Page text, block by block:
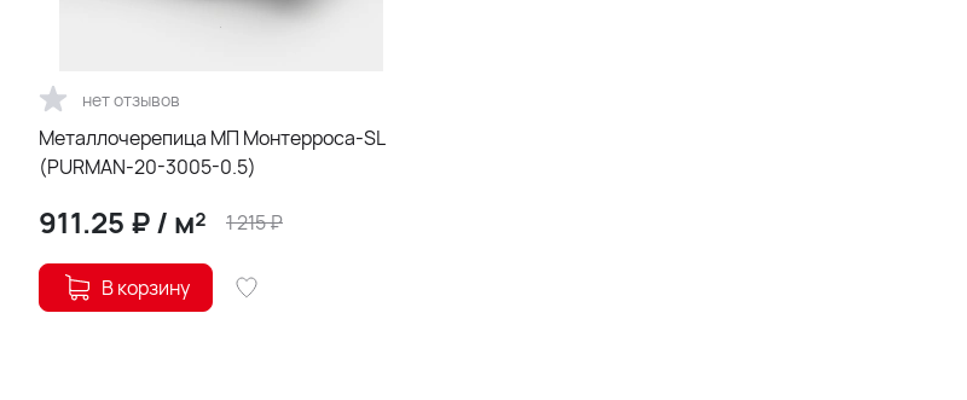
нет отзывов
Металлочерепица МП Монтерроса-SL
(PURMAN-20-3005-0.5)
911.25 ₽/ м² 1 215₽
В корзину